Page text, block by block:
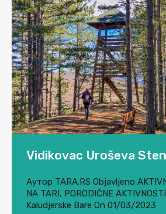
Vidikovac Uroševa
Аутор TARA.RS Objavljeno
NA TARI, PORODIČNE AKTIVNOSTI
Kaludjerske Bare On 01/03/2023